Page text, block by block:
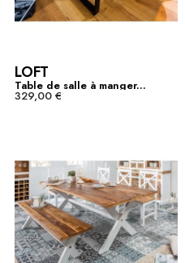
LOFT
Table de salle à manger...
329,00 €